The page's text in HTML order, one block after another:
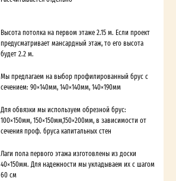
Высота потолка на первом этаже 2.15 м. Если проект
предусматривает мансардный этаж, то его высота
будет 2.2 м.
Мы предлагаем на выбор профилированный брус с
сечением: 90×140мм, 140×140мм, 140×190мм
Для обвязки мы используем обрезной брус:
100×150мм, 150×150мм,150×200мм, в зависимости от
сечения проф. бруса капитальных стен
Лаги пола первого этажа изготовлены из доски
40×150мм. Для надежности мы укладываем их с шагом
60 см